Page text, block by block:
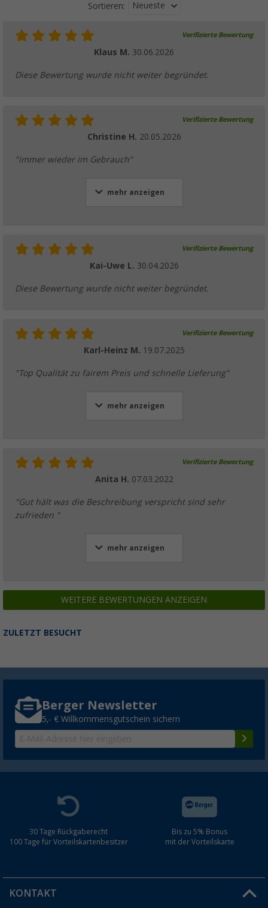
(13)
5,99€UVP7,99 €
Sortieren: Neueste
Verifizierte Bewertung
Klaus M. 30.06.2026
Diese Bewertung wurde nicht weiter begründet.
Verifizierte Bewertung
Christine H. 20.05.2026
"immer wieder im Gebrauch"
mehr anzeigen
Verifizierte Bewertung
Kai-Uwe L. 30.04.2026
Diese Bewertung wurde nicht weiter begründet.
Verifizierte Bewertung
Karl-Heinz M. 19.07.2025
"Top Qualität zu fairem Preis und schnelle Lieferung"
mehr anzeigen
Verifizierte Bewertung
Anita H. 07.03.2022
"Gut hält was die Beschreibung verspricht sind sehr
zufrieden "
mehr anzeigen
WEITERE BEWERTUNGEN ANZEIGEN
ZULETZT BESUCHT
Berger Newsletter
5,- € Willkommensgutschein sichern
30 Tage Rückgaberecht
100 Tage für Vorteilskartenbesitzer
Bis zu 5% Bonus
mit der Vorteilskarte
KONTAKT